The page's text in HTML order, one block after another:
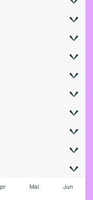
Mai Jun